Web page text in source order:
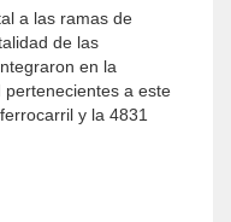
a las ramas de
de las
en la
a este
y la 4831